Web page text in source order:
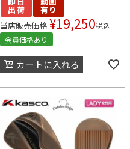
当店販売価格 ¥19,250税込
会員価格あり
カートに入れる